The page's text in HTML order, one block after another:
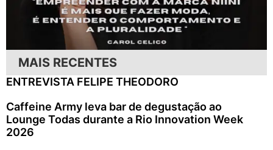
MAIS RECENTES
ENTREVISTA FELIPE THEODORO
Caffeine Army leva bar de degustação ao
Lounge Todas durante a Rio Innovation Week
2026